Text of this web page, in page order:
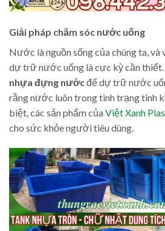
Giải pháp chăm sóc nước uống
Nước là nguồn sống của chúng ta,
dự trữ nước uống là cực kỳ cần
nhựa đựng nướcđể dự trữ nước
rằng nước luôn trong tình trạng tinh
biệt, các sản phẩm củaViệt Xanh
cho sức khỏe người tiêu dùng.